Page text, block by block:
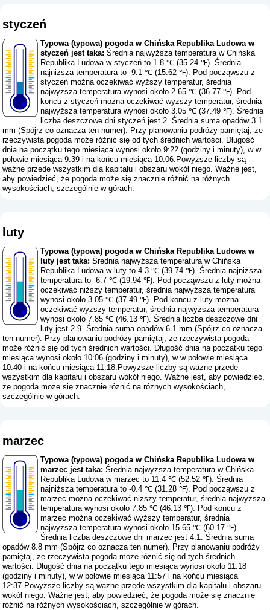
styczeń
Typowa (typowa) pogoda w Chińska Republika Ludowa w
styczeń jest taka: Średnia najwyższa temperatura w Chińska
Republika Ludowa w styczeń to 1.8 ℃ (35.24 ℉). Średnia
najniższa temperatura to -9.1 ℃ (15.62 ℉). Pod począwszu z
styczeń można oczekiwać wyższy temperatur, średnia
najwyższa temperatura wynosi około 2.65 ℃ (36.77 ℉). Pod
koncu z styczeń można oczekiwać wyższy temperatur, średnia
najwyższa temperatura wynosi około 3.05 ℃ (37.49 ℉). Średnia
liczba deszczowe dni styczeń jest 2. Średnia suma opadów 3.1
mm (Spójrz co oznacza ten numer). Przy planowaniu podróży pamiętaj, że
rzeczywista pogoda może różnić się od tych średnich wartości. Długość
dnia na początku tego miesiąca wynosi około 9:22 (godziny i minuty), w w
połowie miesiąca 9:39 i na końcu miesiąca 10:06.Powyższe liczby są
ważne przede wszystkim dla kapitału i obszaru wokół niego. Ważne jest,
aby powiedzieć, że pogoda może się znacznie różnić na różnych
wysokościach, szczególnie w górach.
luty
Typowa (typowa) pogoda w Chińska Republika Ludowa w
luty jest taka: Średnia najwyższa temperatura w Chińska
Republika Ludowa w luty to 4.3 ℃ (39.74 ℉). Średnia najniższa
temperatura to -6.7 ℃ (19.94 ℉). Pod począwszu z luty można
oczekiwać niższy temperatur, średnia najwyższa temperatura
wynosi około 3.05 ℃ (37.49 ℉). Pod koncu z luty można
oczekiwać wyższy temperatur, średnia najwyższa temperatura
wynosi około 7.85 ℃ (46.13 ℉). Średnia liczba deszczowe dni
luty jest 2.9. Średnia suma opadów 6.1 mm (Spójrz co oznacza
ten numer). Przy planowaniu podróży pamiętaj, że rzeczywista pogoda
może różnić się od tych średnich wartości. Długość dnia na początku tego
miesiąca wynosi około 10:06 (godziny i minuty), w w połowie miesiąca
10:40 i na końcu miesiąca 11:18.Powyższe liczby są ważne przede
wszystkim dla kapitału i obszaru wokół niego. Ważne jest, aby powiedzieć,
że pogoda może się znacznie różnić na różnych wysokościach,
szczególnie w górach.
marzec
Typowa (typowa) pogoda w Chińska Republika Ludowa w
marzec jest taka: Średnia najwyższa temperatura w Chińska
Republika Ludowa w marzec to 11.4 ℃ (52.52 ℉). Średnia
najniższa temperatura to -0.4 ℃ (31.28 ℉). Pod począwszu z
marzec można oczekiwać niższy temperatur, średnia najwyższa
temperatura wynosi około 7.85 ℃ (46.13 ℉). Pod koncu z
marzec można oczekiwać wyższy temperatur, średnia
najwyższa temperatura wynosi około 15.65 ℃ (60.17 ℉).
Średnia liczba deszczowe dni marzec jest 4.1. Średnia suma
opadów 8.8 mm (Spójrz co oznacza ten numer). Przy planowaniu podróży
pamiętaj, że rzeczywista pogoda może różnić się od tych średnich
wartości. Długość dnia na początku tego miesiąca wynosi około 11:18
(godziny i minuty), w w połowie miesiąca 11:57 i na końcu miesiąca
12:37.Powyższe liczby są ważne przede wszystkim dla kapitału i obszaru
wokół niego. Ważne jest, aby powiedzieć, że pogoda może się znacznie
różnić na różnych wysokościach, szczególnie w górach.